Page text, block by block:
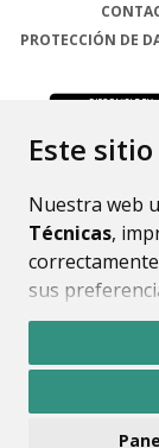
Este
Nuestra web
Técnicas,
sus
mejorar el
Si acepta
PROTECCIÓN DE